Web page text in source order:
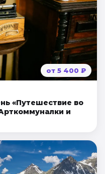
от 5 400 ₽
«Путешествие во
и